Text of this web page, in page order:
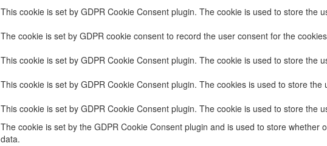
This cookie is set by GDPR Cookie Consent plugin. The cookie is used to store the
The cookie is set by GDPR cookie consent to record the user consent for the
This cookie is set by GDPR Cookie Consent plugin. The cookie is used to store the
This cookie is set by GDPR Cookie Consent plugin. The cookies is used to store
This cookie is set by GDPR Cookie Consent plugin. The cookie is used to store the
The cookie is set by the GDPR Cookie Consent plugin and is used to store
data.